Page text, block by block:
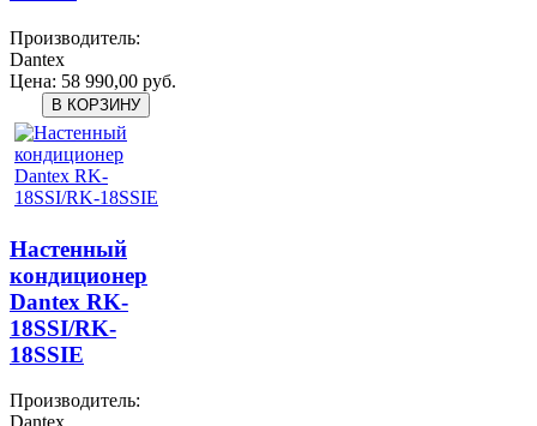
Производитель:
Dantex
Цена: 58 990,00 руб.
Настенный
кондиционер
Dantex RK-
18SSI/RK-
18SSIЕ
Производитель: